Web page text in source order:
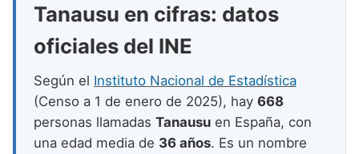
Nombres de niño que empiezan por S
Nombres de niño que empiezan por T
Nombres de niño que empiezan por U
Nombres de niño que empiezan por V
Nombres de niño que empiezan por W
Tanausu en cifras: datos
oficiales del INE
Según el Instituto Nacional de Estadística
(Censo a 1 de enero de 2025), hay 668
personas llamadas Tanausu en España, con
una edad media de 36 años. Es un nombre